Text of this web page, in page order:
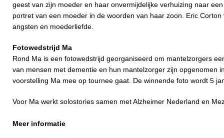
geest van zijn moeder en haar onvermijdelijke verhuizing naar
portret van een moeder in de woorden van haar zoon. Eric Corton
angsten en moederliefde.
Fotowedstrijd Ma
Rond Ma is een fotowedstrijd georganiseerd om mantelzorgers
van mensen met dementie en hun mantelzorger zijn opgenomen
voorstelling Ma mee op tournee gaat. De winnende foto wordt 5
Voor Ma werkt solostories samen met Alzheimer Nederland en
Meer informatie